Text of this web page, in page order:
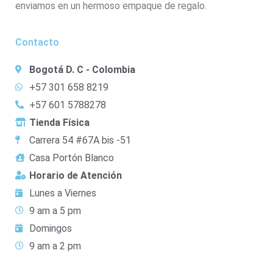
enviamos en un hermoso empaque de regalo.
Contacto
Bogotá D. C - Colombia
+57 301 658 8219
+57 601 5788278
Tienda Física
Carrera 54 #67A bis -51
Casa Portón Blanco
Horario de Atención
Lunes a Viernes
9 am a 5 pm
Domingos
9 am a 2 pm